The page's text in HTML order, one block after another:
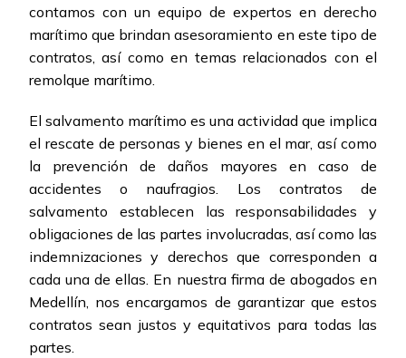
contamos con un equipo de expertos en derecho
marítimo que brindan asesoramiento en este tipo de
contratos, así como en temas relacionados con el
remolque marítimo.
El salvamento marítimo es una actividad que implica
el rescate de personas y bienes en el mar, así como
la prevención de daños mayores en caso de
accidentes o naufragios. Los contratos de
salvamento establecen las responsabilidades y
obligaciones de las partes involucradas, así como las
indemnizaciones y derechos que corresponden a
cada una de ellas. En nuestra firma de abogados en
Medellín, nos encargamos de garantizar que estos
contratos sean justos y equitativos para todas las
partes.